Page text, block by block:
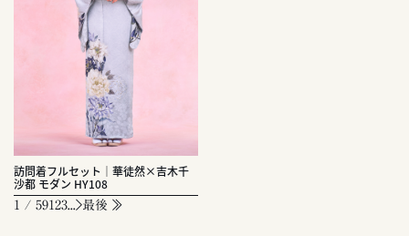
訪問着フルセット｜華徒然×吉木千
沙都 モダン HY108
1 / 59123 最後